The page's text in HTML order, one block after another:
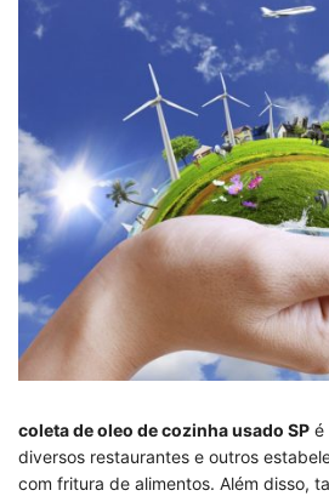
coleta de oleo de cozinha usado SP é
diversos restaurantes e outros
com fritura de alimentos. Além disso,